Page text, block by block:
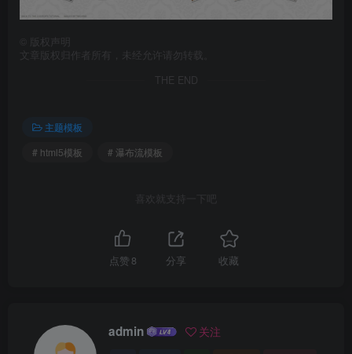
版权声明
文章版权归作者所有，未经允许请勿转载。
THE END
主题模板
# html5模板
# 瀑布流模板
喜欢就支持一下吧
点赞 8 分享 收藏
admin 关注